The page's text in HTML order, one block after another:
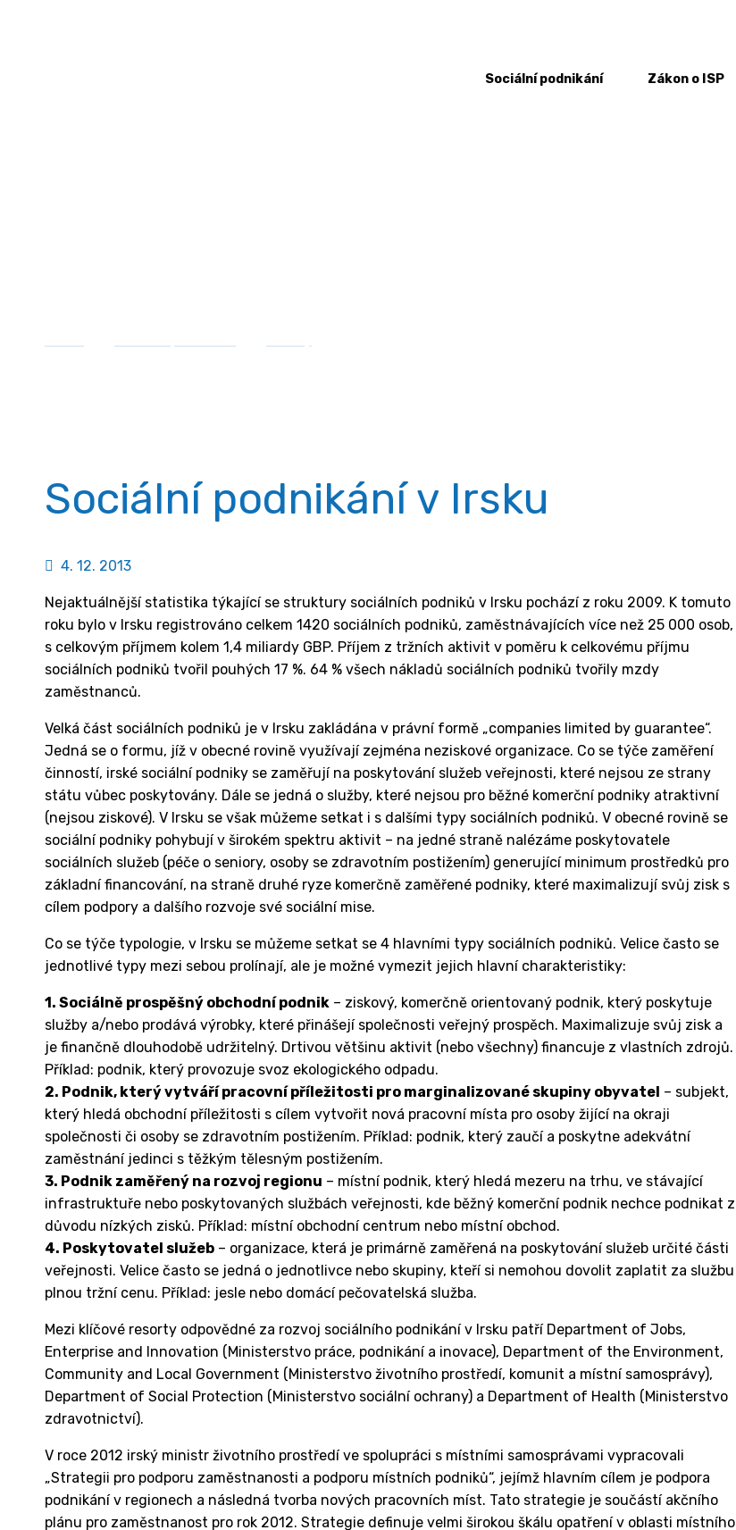
Sociální podnikání Zákon o ISP
Sociální podnikání v Irsku
4. 12. 2013
Nejaktuálnější statistika týkající se struktury sociálních podniků v Irsku pochází z roku 2009. K tomuto
roku bylo v Irsku registrováno celkem 1420 sociálních podniků, zaměstnávajících více než 25 000 osob,
s celkovým příjmem kolem 1,4 miliardy GBP. Příjem z tržních aktivit v poměru k celkovému příjmu
sociálních podniků tvořil pouhých 17 %. 64 % všech nákladů sociálních podniků tvořily mzdy
zaměstnanců.
Velká část sociálních podniků je v Irsku zakládána v právní formě „companies limited by guarantee“.
Jedná se o formu, jíž v obecné rovině využívají zejména neziskové organizace. Co se týče zaměření
činností, irské sociální podniky se zaměřují na poskytování služeb veřejnosti, které nejsou ze strany
státu vůbec poskytovány. Dále se jedná o služby, které nejsou pro běžné komerční podniky atraktivní
(nejsou ziskové). V Irsku se však můžeme setkat i s dalšími typy sociálních podniků. V obecné rovině se
sociální podniky pohybují v širokém spektru aktivit – na jedné straně nalézáme poskytovatele
sociálních služeb (péče o seniory, osoby se zdravotním postižením) generující minimum prostředků pro
základní financování, na straně druhé ryze komerčně zaměřené podniky, které maximalizují svůj zisk s
cílem podpory a dalšího rozvoje své sociální mise.
Co se týče typologie, v Irsku se můžeme setkat se 4 hlavními typy sociálních podniků. Velice často se
jednotlivé typy mezi sebou prolínají, ale je možné vymezit jejich hlavní charakteristiky:
1. Sociálně prospěšný obchodní podnik – ziskový, komerčně orientovaný podnik, který poskytuje
služby a/nebo prodává výrobky, které přinášejí společnosti veřejný prospěch. Maximalizuje svůj zisk a
je finančně dlouhodobě udržitelný. Drtivou většinu aktivit (nebo všechny) financuje z vlastních zdrojů.
Příklad: podnik, který provozuje svoz ekologického odpadu.
2. Podnik, který vytváří pracovní příležitosti pro marginalizované skupiny obyvatel – subjekt,
který hledá obchodní příležitosti s cílem vytvořit nová pracovní místa pro osoby žijící na okraji
společnosti či osoby se zdravotním postižením. Příklad: podnik, který zaučí a poskytne adekvátní
zaměstnání jedinci s těžkým tělesným postižením.
3. Podnik zaměřený na rozvoj regionu – místní podnik, který hledá mezeru na trhu, ve stávající
infrastruktuře nebo poskytovaných službách veřejnosti, kde běžný komerční podnik nechce podnikat z
důvodu nízkých zisků. Příklad: místní obchodní centrum nebo místní obchod.
4. Poskytovatel služeb – organizace, která je primárně zaměřená na poskytování služeb určité části
veřejnosti. Velice často se jedná o jednotlivce nebo skupiny, kteří si nemohou dovolit zaplatit za službu
plnou tržní cenu. Příklad: jesle nebo domácí pečovatelská služba.
Mezi klíčové resorty odpovědné za rozvoj sociálního podnikání v Irsku patří Department of Jobs,
Enterprise and Innovation (Ministerstvo práce, podnikání a inovace), Department of the Environment,
Community and Local Government (Ministerstvo životního prostředí, komunit a místní samosprávy),
Department of Social Protection (Ministerstvo sociální ochrany) a Department of Health (Ministerstvo
zdravotnictví).
V roce 2012 irský ministr životního prostředí ve spolupráci s místními samosprávami vypracovali
„Strategii pro podporu zaměstnanosti a podporu místních podniků“, jejímž hlavním cílem je podpora
podnikání v regionech a následná tvorba nových pracovních míst. Tato strategie je součástí akčního
plánu pro zaměstnanost pro rok 2012. Strategie definuje velmi širokou škálu opatření v oblasti místního